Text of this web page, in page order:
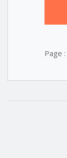
Page :